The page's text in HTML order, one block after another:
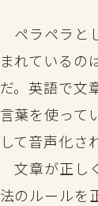
ペラペラと
まれているの
だ。英語で文
言葉を使って
して音声化さ
文章が正し
法のルールを